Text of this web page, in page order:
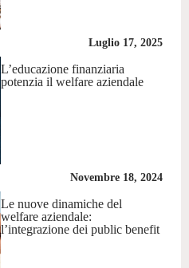
Luglio 17, 2025
L’educazione finanziaria
potenzia il welfare aziendale
Novembre 18, 2024
Le nuove dinamiche del
welfare aziendale:
l’integrazione dei public benefit